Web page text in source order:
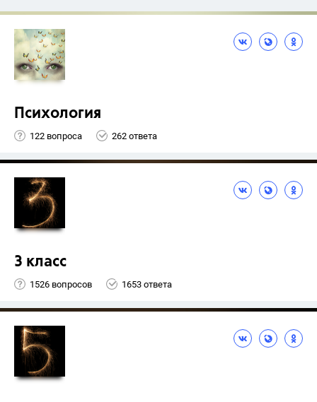
Психология
122 вопроса 262 ответа
3 класс
1526 вопросов 1653 ответа